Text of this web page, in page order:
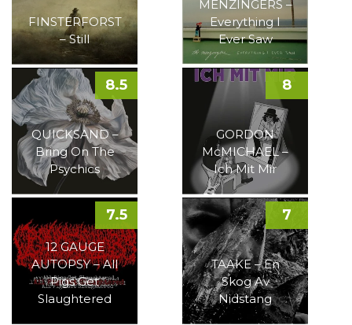
FINSTERFORST
– Still
MENZINGERS –
Everything I
Ever Saw
QUICKSAND –
Bring On The
Psychics
8.5
GORDON
McMICHAEL –
Ich Mit Mir
8
12 GAUGE
AUTOPSY – All
Pigs Get
Slaughtered
7.5
TAAKE – En
Skog Av
Nidstang
7